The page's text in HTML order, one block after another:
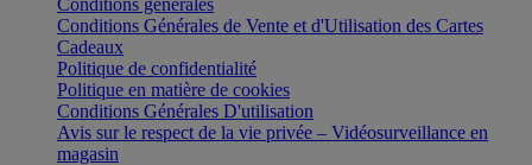
Conditions Générales de Vente et d'Utilisation des Cartes
Cadeaux
Politique de confidentialité
Politique en matière de cookies
Conditions Générales D'utilisation
Avis sur le respect de la vie privée – Vidéosurveillance en
magasin